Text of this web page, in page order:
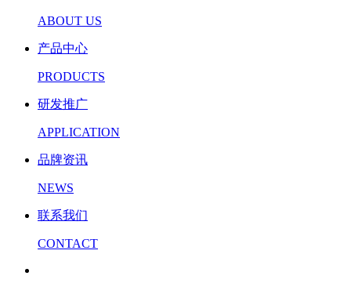
ABOUT US
产品中心
PRODUCTS
研发推广
APPLICATION
品牌资讯
NEWS
联系我们
CONTACT